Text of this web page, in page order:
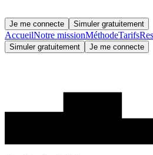
Je me connecte Simuler gratuitement
AccueilNotre missionMéthodeTarifs
Simuler gratuitement Je me connecte